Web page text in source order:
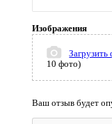
Изображения
Загрузить
10 фото)
Ваш отзыв будет